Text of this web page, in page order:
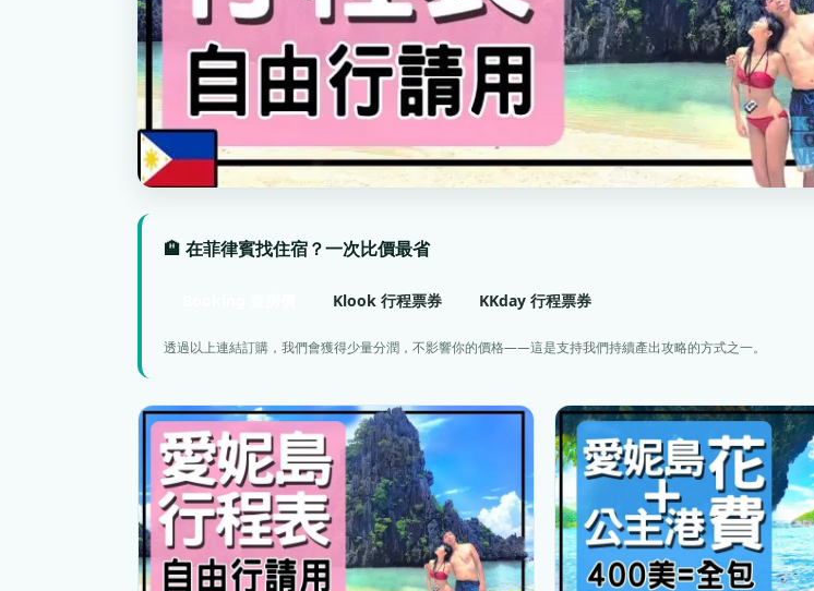
🏨 在菲律賓找住宿？一次比價最省
Klook 行程票券 KKday 行程票券
透過以上連結訂購，我們會獲得少量分潤，不影響你的價格——這是支持我們持續產出攻略的方式之一。